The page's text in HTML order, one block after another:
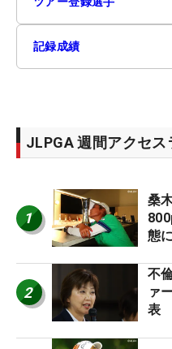
記録成績
JLPGA 週間アクセス
1
桑
態
2
不
ァ
表